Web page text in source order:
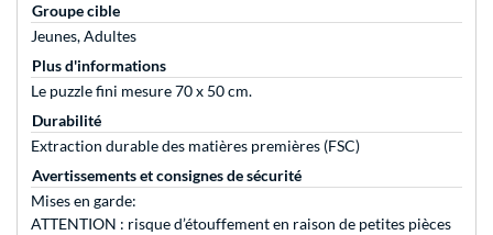
Groupe cible
Jeunes, Adultes
Plus d'informations
Le puzzle fini mesure 70 x 50 cm.
Durabilité
Extraction durable des matières premières (FSC)
Avertissements et consignes de sécurité
Mises en garde:
ATTENTION : risque d’étouffement en raison de petites pièces